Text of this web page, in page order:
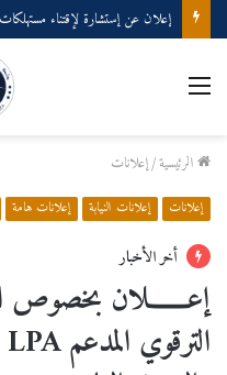
إعلان عن إستشارة لإقتناء
القائمة
الرئيسية/إعلانات
إعلانات إعلانات النيابة إعلانات هامة
أخر الأخبار
إعـــــــلان